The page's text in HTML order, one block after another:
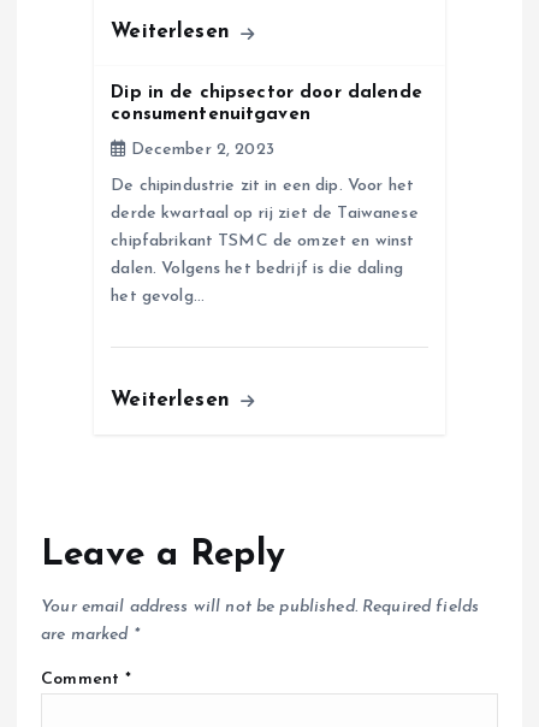
Weiterlesen
Dip in de chipsector door dalende
consumentenuitgaven
December 2, 2023
De chipindustrie zit in een dip. Voor het
derde kwartaal op rij ziet de Taiwanese
chipfabrikant TSMC de omzet en winst
dalen. Volgens het bedrijf is die daling
het gevolg…
Weiterlesen
Leave a Reply
Your email address will not be published. Required fields
are marked *
Comment*